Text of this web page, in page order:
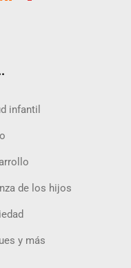
infantil
de los hijos
y más